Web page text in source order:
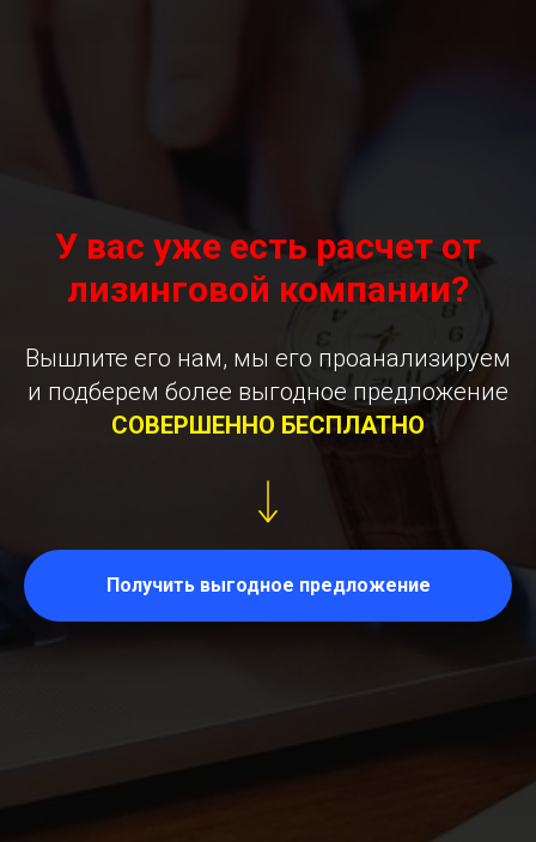
У вас уже есть расчет от
лизинговой компании?
Вышлите его нам, мы его проанализируем
и подберем более выгодное предложение
СОВЕРШЕННО БЕСПЛАТНО
Получить выгодное предложение